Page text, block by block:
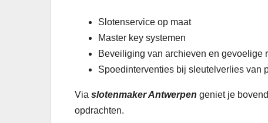
Slotenservice op maat
Master key systemen
Beveiliging van archieven en gevoelige
Spoedinterventies bij sleutelverlies van
Via slotenmaker Antwerpen geniet je
opdrachten.